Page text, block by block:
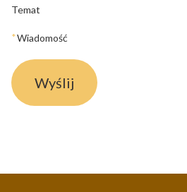
Temat
*Wiadomość
Wyślij